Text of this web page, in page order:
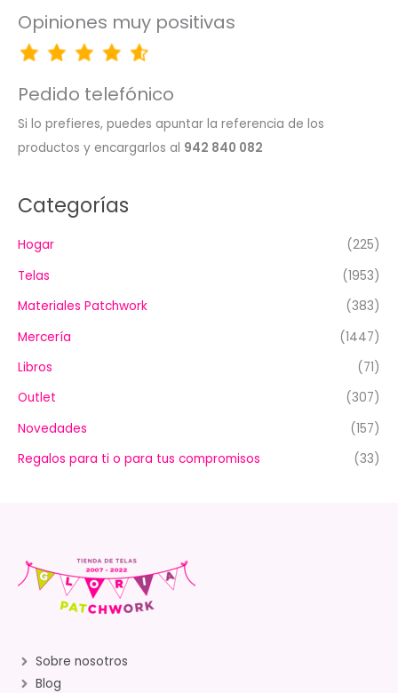
Opiniones muy positivas
Pedido telefónico
Si lo prefieres, puedes apuntar la referencia de los
productos y encargarlos al 942 840 082
Categorías
Hogar
(225)
Telas
(1953)
Materiales Patchwork
(383)
Mercería
(1447)
Libros
(71)
Outlet
(307)
Novedades
(157)
Regalos para ti o para tus compromisos
(33)
Sobre nosotros
Blog